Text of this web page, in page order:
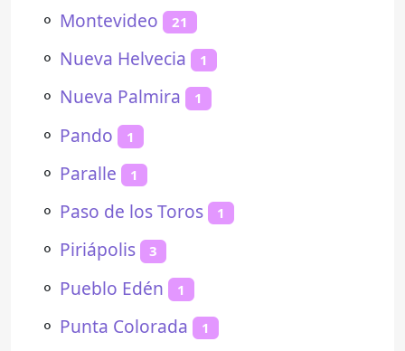
⚬ Montevideo 21
⚬ Nueva Helvecia 1
⚬ Nueva Palmira 1
⚬ Pando 1
⚬ Paralle 1
⚬ Paso de los Toros 1
⚬ Piriápolis 3
⚬ Pueblo Edén 1
⚬ Punta Colorada 1